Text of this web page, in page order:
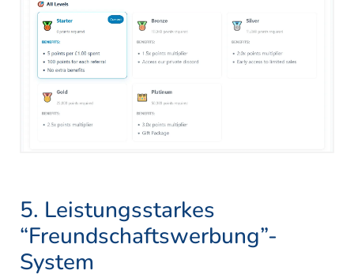
5. Leistungsstarkes
“Freundschaftswerbung”-
System